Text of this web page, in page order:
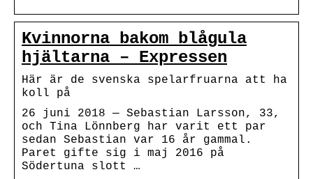
Kvinnorna bakom blågula
hjältarna – Expressen
Här är de svenska spelarfruarna att ha
koll på
26 juni 2018 — Sebastian Larsson, 33,
och Tina Lönnberg har varit ett par
sedan Sebastian var 16 år gammal.
Paret gifte sig i maj 2016 på
Södertuna slott …